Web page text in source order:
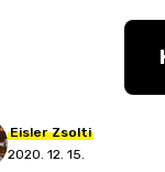
Eisler Zsolti
2020. 12. 15.